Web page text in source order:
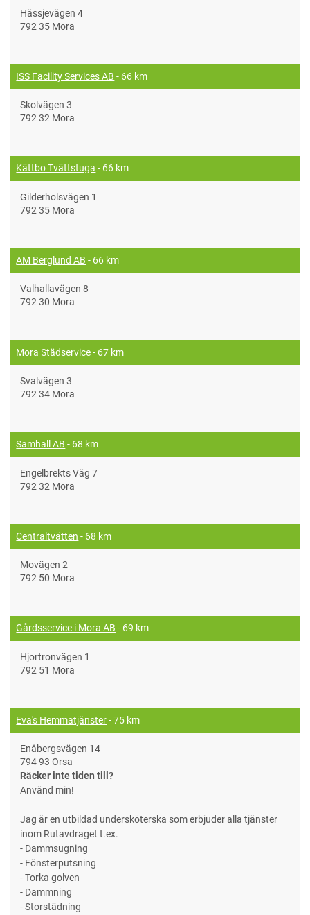
Hässjevägen 4
792 35 Mora
ISS Facility Services AB - 66 km
Skolvägen 3
792 32 Mora
Kättbo Tvättstuga - 66 km
Gilderholsvägen 1
792 35 Mora
AM Berglund AB - 66 km
Valhallavägen 8
792 30 Mora
Mora Städservice- 67 km
Svalvägen 3
792 34 Mora
Samhall AB - 68 km
Engelbrekts Väg 7
792 32 Mora
Centraltvätten - 68 km
Movägen 2
792 50 Mora
Gårdsservice i Mora AB - 69 km
Hjortronvägen 1
792 51 Mora
Eva's Hemmatjänster- 75 km
Enåbergsvägen 14
794 93 Orsa
Räcker inte tiden till?
Använd min!
Jag är en utbildad undersköterska som erbjuder alla tjänster
inom Rutavdraget t.ex.
- Dammsugning
- Fönsterputsning
- Torka golven
- Dammning
- Storstädning